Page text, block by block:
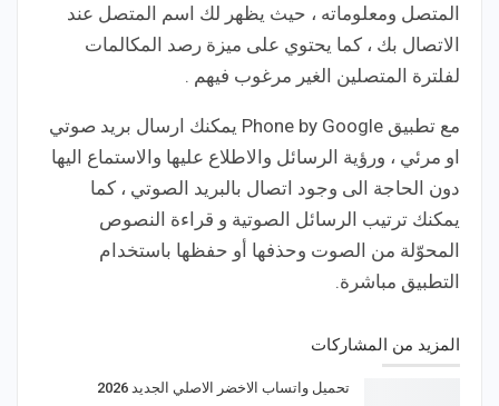
المتصل ومعلوماته ، حيث يظهر لك اسم المتصل عند
الاتصال بك ، كما يحتوي على ميزة رصد المكالمات
لفلترة المتصلين الغير مرغوب فيهم .
مع تطبيق Phone by Google يمكنك ارسال بريد صوتي
او مرئي ، ورؤية الرسائل والاطلاع عليها والاستماع اليها
دون الحاجة الى وجود اتصال بالبريد الصوتي ، كما
يمكنك ترتيب الرسائل الصوتية و قراءة النصوص
المحوّلة من الصوت وحذفها أو حفظها باستخدام
التطبيق مباشرة.
المزيد من المشاركات
تحميل واتساب الاخضر الاصلي الجديد 2026